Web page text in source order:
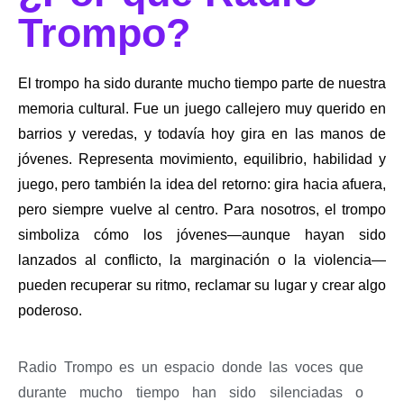
Trompo?
El trompo ha sido durante mucho tiempo parte de nuestra
memoria cultural. Fue un juego callejero muy querido en
barrios y veredas, y todavía hoy gira en las manos de
jóvenes. Representa movimiento, equilibrio, habilidad y
juego, pero también la idea del retorno: gira hacia afuera,
pero siempre vuelve al centro. Para nosotros, el trompo
simboliza cómo los jóvenes—aunque hayan sido
lanzados al conflicto, la marginación o la violencia—
pueden recuperar su ritmo, reclamar su lugar y crear algo
poderoso.
Radio Trompo es un espacio donde las voces que
durante mucho tiempo han sido silenciadas o